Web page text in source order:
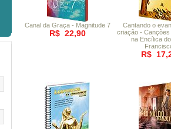
Canal da Graça - Magnitude 7
R$ 22,90
Cantando o
criação -
na Encílica
R$